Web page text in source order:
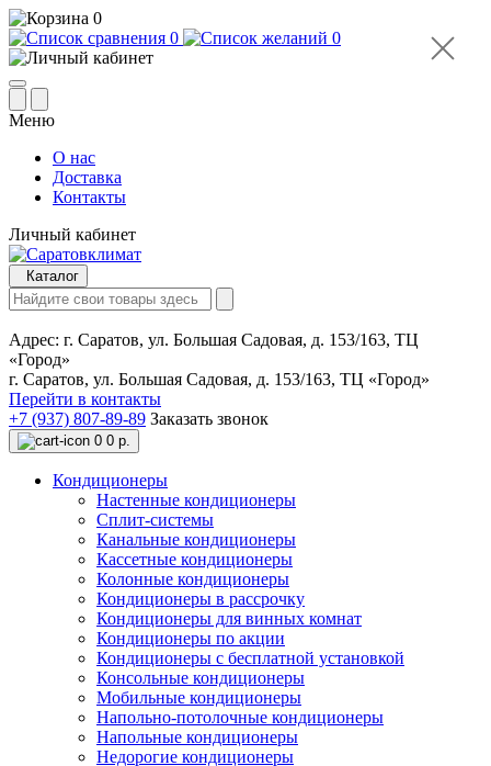
0
0
0
Меню
О нас
Доставка
Контакты
Личный кабинет
Каталог
Адрес: г. Саратов, ул. Большая Садовая, д. 153/163, ТЦ
«Город»
г. Саратов, ул. Большая Садовая, д. 153/163, ТЦ «Город»
Перейти в контакты
+7 (937) 807-89-89 Заказать звонок
0 0 р.
Кондиционеры
Настенные кондиционеры
Сплит-системы
Канальные кондиционеры
Кассетные кондиционеры
Колонные кондиционеры
Кондиционеры в рассрочку
Кондиционеры для винных комнат
Кондиционеры по акции
Кондиционеры с бесплатной установкой
Консольные кондиционеры
Мобильные кондиционеры
Напольно-потолочные кондиционеры
Напольные кондиционеры
Недорогие кондиционеры